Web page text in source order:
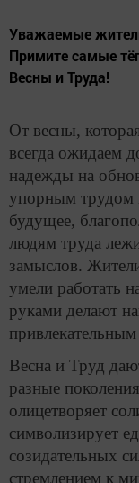
Уважаемые
Примите самые
Весны и Труда!
От весны,
всегда ожидаем
надежды на
упорным трудом
будущее,
людям труда
замыслов.
умели работать
руками делают
Весна и Труд
разные
олицетворяет
символизирует
созидательных
стремлением к